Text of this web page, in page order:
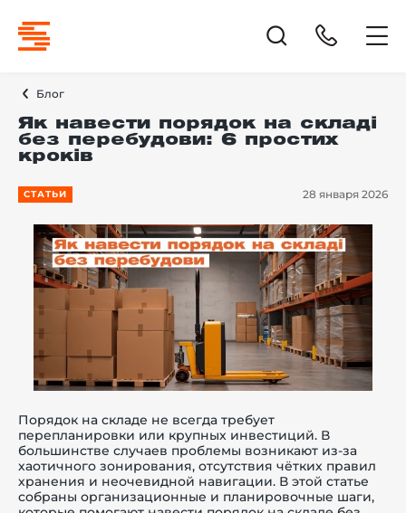
Блог
Як навести порядок на складі
без перебудови: 6 простих
кроків
СТАТЬИ 28 января 2026
Порядок на складе не всегда требует
перепланировки или крупных инвестиций. В
большинстве случаев проблемы возникают из-за
хаотичного зонирования, отсутствия чётких правил
хранения и неочевидной навигации. В этой статье
собраны организационные и планировочные шаги,